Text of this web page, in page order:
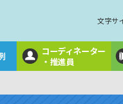
文字サ
コーディネーター
・推進員